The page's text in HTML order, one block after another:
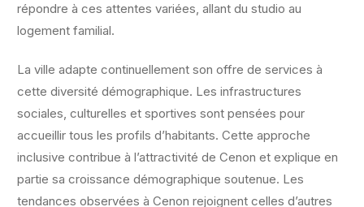
répondre à ces attentes variées, allant du studio au
logement familial.
La ville adapte continuellement son offre de services à
cette diversité démographique. Les infrastructures
sociales, culturelles et sportives sont pensées pour
accueillir tous les profils d’habitants. Cette approche
inclusive contribue à l’attractivité de Cenon et explique en
partie sa croissance démographique soutenue. Les
tendances observées à Cenon rejoignent celles d’autres